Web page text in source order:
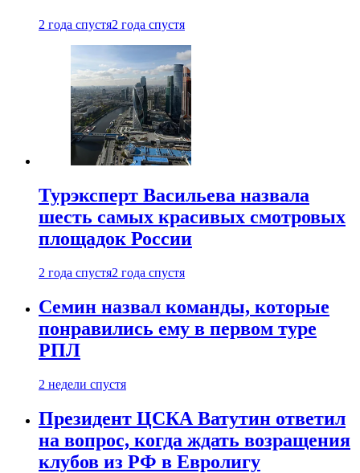
2 года спустя2 года спустя
Турэксперт Васильева назвала
шесть самых красивых смотровых
площадок России
2 года спустя2 года спустя
Семин назвал команды, которые
понравились ему в первом туре
РПЛ
2 недели спустя
Президент ЦСКА Ватутин ответил
на вопрос, когда ждать возращения
клубов из РФ в Евролигу